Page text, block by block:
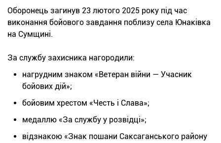
Оборонець загинув 23 лютого 2025 року під час
виконання бойового завдання поблизу села Юнаківка
на Сумщині.
За службу захисника нагородили:
нагрудним знаком «Ветеран війни — Учасник
бойових дій»;
бойовим хрестом «Честь і Слава»;
медаллю «За службу у розвідці»;
відзнакою «Знак пошани Саксаганського району